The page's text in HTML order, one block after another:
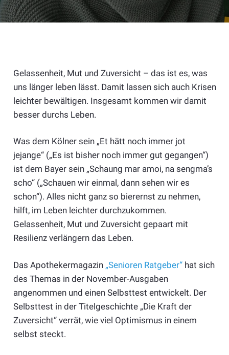
Gelassenheit, Mut und Zuversicht – das ist es, was
uns länger leben lässt. Damit lassen sich auch Krisen
leichter bewältigen. Insgesamt kommen wir damit
besser durchs Leben.
Was dem Kölner sein „Et hätt noch immer jot
jejange“ („Es ist bisher noch immer gut gegangen“)
ist dem Bayer sein „Schaung mar amoi, na sengma’s
scho“ („Schauen wir einmal, dann sehen wir es
schon“). Alles nicht ganz so bierernst zu nehmen,
hilft, im Leben leichter durchzukommen.
Gelassenheit, Mut und Zuversicht gepaart mit
Resilienz verlängern das Leben.
Das Apothekermagazin „Senioren Ratgeber“hat sich
des Themas in der November-Ausgaben
angenommen und einen Selbsttest entwickelt. Der
Selbsttest in der Titelgeschichte „Die Kraft der
Zuversicht“ verrät, wie viel Optimismus in einem
selbst steckt.